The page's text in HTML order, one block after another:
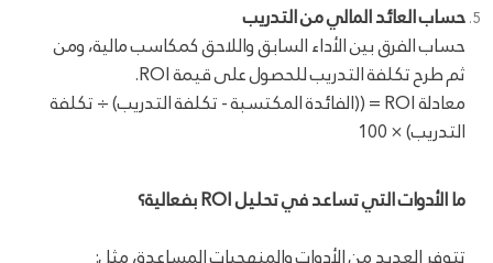
حساب العائد المالي من التدريب
حساب الفرق بين الأداء السابق واللاحق كمكاسب مالية، ومن
ثم طرح تكلفة التدريب للحصول على قيمة ROI.
معادلة ROI = ((الفائدة المكتسبة - تكلفة التدريب) ÷ تكلفة
التدريب) × 100
ما الأدوات التي تساعد في تحليل ROI بفعالية؟